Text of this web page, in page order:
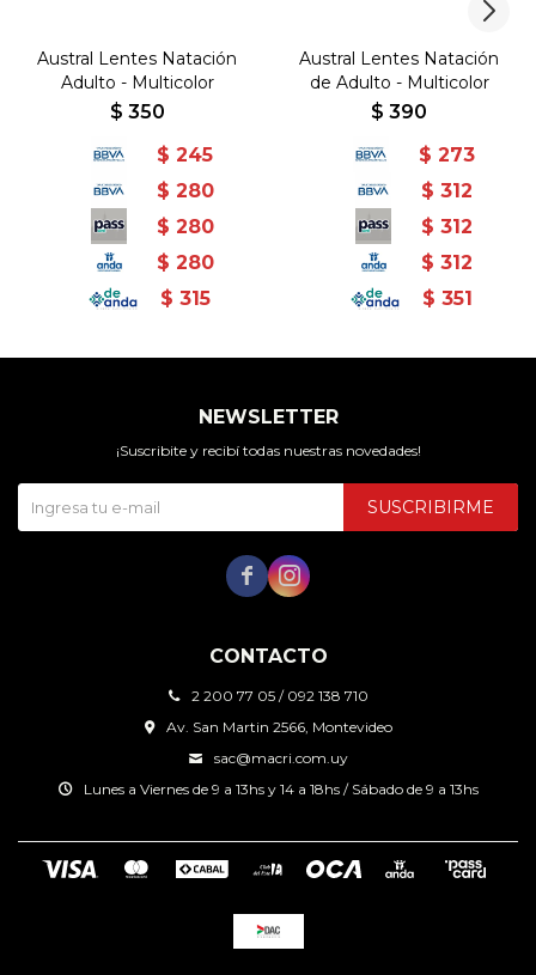
Austral Lentes Natación
Adulto - Multicolor
$ 350
$ 245
$ 280
$ 280
$ 280
$ 315
Austral Lentes Natación
de Adulto - Multicolor
$ 390
$ 273
$ 312
$ 312
$ 312
$ 351
CONTACTO
2 200 77 05 / 092 138 710
Av. San Martin 2566, Montevideo
sac@macri.com.uy
Lunes a Viernes de 9 a 13hs y 14 a 18hs / Sábado de 9 a 13hs
NEWSLETTER
¡Suscribite y recibí todas nuestras novedades!
SUSCRIBIRME
 